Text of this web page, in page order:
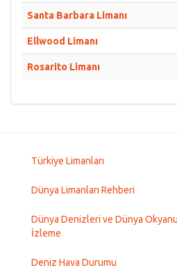
Santa Barbara Limanı
Ellwood Limanı
Rosarito Limanı
Türkiye Limanları
Dünya Limanları Rehberi
Dünya Denizleri ve Dünya
İzleme
Deniz Hava Durumu